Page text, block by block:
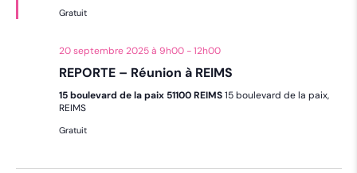
Gratuit
20 septembre 2025 à 9h00-12h00
REPORTE – Réunion à REIMS
15 boulevard de la paix 51100 REIMS15 boulevard de la paix,
REIMS
Gratuit